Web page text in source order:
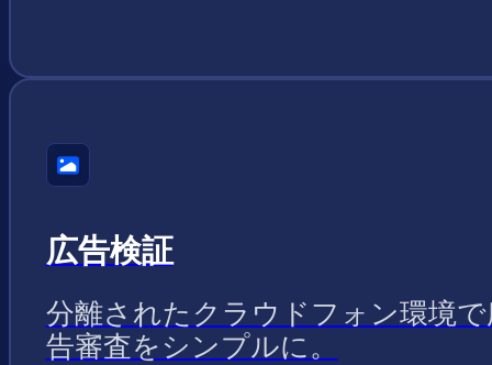
広告検証
分離されたクラウドフォン環境で
告審査をシンプルに。